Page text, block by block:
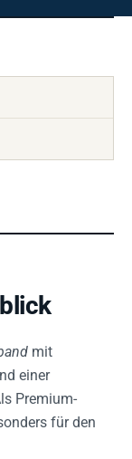
mit
einer
Premium-
für den